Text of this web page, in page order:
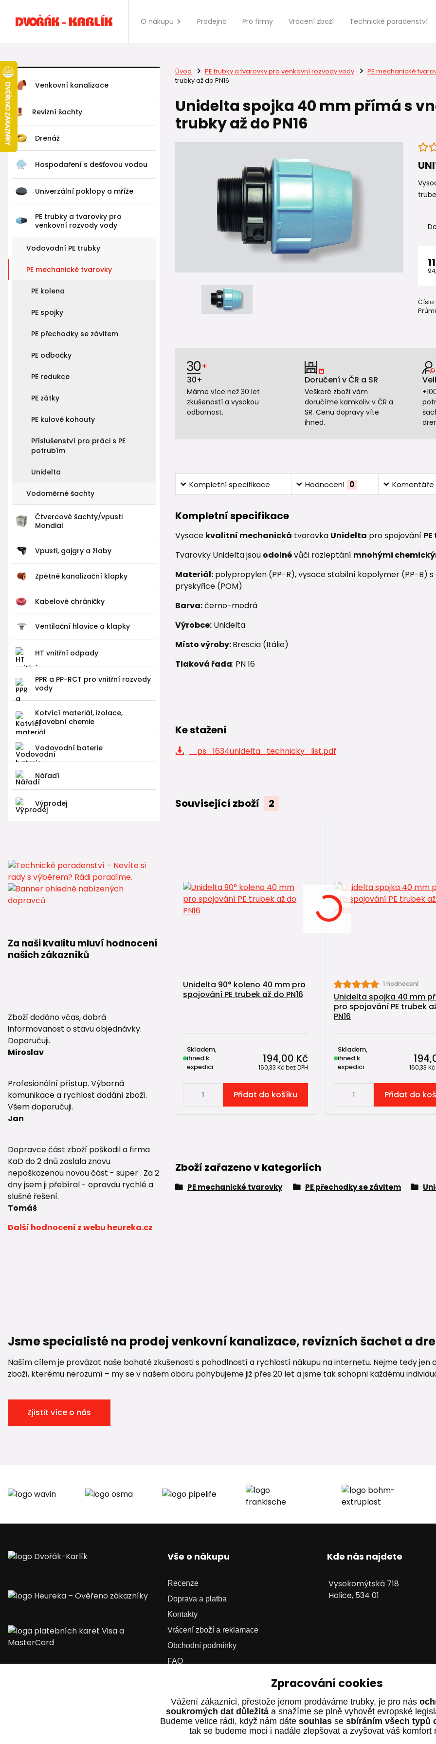
O nákupu Prodejna Pro firmy Vrácení zboží Technické poradenství
Venkovní kanalizace
Revizní šachty
Drenáž
Hospodaření s dešťovou vodou
Univerzální poklopy a mříže
PE trubky a tvarovky pro
venkovní rozvody vody
Vodovodní PE trubky
PE mechanické tvarovky
PE kolena
PE spojky
PE přechodky se závitem
PE odbočky
PE redukce
PE zátky
PE kulové kohouty
Příslušenství pro práci s PE
potrubím
Unidelta
Vodoměrné šachty
Čtvercové šachty/vpusti
Mondial
Vpusti, gajgry a žlaby
Zpětné kanalizační klapky
Kabelové chráničky
Ventilační hlavice a klapky
HT vnitřní odpady
PPR a PP-RCT pro vnitřní rozvody
vody
Kotvící materiál, izolace,
stavební chemie
Vodovodní baterie
Nářadí
Výprodej
Za naši kvalitu mluví hodnocení
našich zákazníků
Zboží dodáno včas, dobrá
informovanost o stavu objednávky.
Doporučuji.
Miroslav
Profesionální přístup. Výborná
komunikace a rychlost dodání zboží.
Všem doporučuji.
Jan
Dopravce část zboží poškodil a firma
KaD do 2 dnů zaslala znovu
nepoškozenou novou část - super . Za 2
dny jsem ji přebíral - opravdu rychlé a
slušné řešení.
Tomáš
Další hodnocení z webu heureka.cz
Úvod PE trubky a tvarovky pro venkovní rozvody vody PE mechanické
trubky až do PN16
Unidelta spojka 40 mm přímá s
trubky až do PN16
Číslo
30+
Máme více než 30 let
zkušeností a vysokou
odbornost.
Doručení v ČR a SR
Veškeré zboží vám
doručíme kamkoliv v ČR a
SR. Cenu dopravy víte
ihned.
Kompletní specifikace Hodnocení 0 Komentáře
Kompletní specifikace
Vysoce kvalitní mechanická tvarovka Unidelta pro spojování
Tvarovky Unidelta jsou odolnévůči rozleptání mnohými
Materiál:polypropylen (PP-R), vysoce stabilní kopolymer (PP-B)
pryskyřice (POM)
Barva:černo-modrá
Výrobce:Unidelta
Místo výroby:Brescia (Itálie)
Tlaková řada: PN 16
Ke stažení
_ps_1634unidelta_technicky_list.pdf
Související zboží 2
Unidelta 90° koleno 40 mm pro
spojování PE trubek až do PN16
194,00 Kč
160,33 Kčbez DPH
Skladem,
ihned k
expedici
Přidat do košíku
1 hodnocení
Unidelta spojka 40 mm
pro spojování PE trubek
PN16
160,33 Kč
Skladem,
ihned k
expedici
Přidat do
Zboží zařazeno v kategoriích
PE mechanické tvarovky PE přechodky se závitem
Jsme specialisté na prodej venkovní kanalizace, revizních šachet a
Naším cílem je provázat naše bohaté zkušenosti s pohodlností a rychlostí nákupu na internetu. Nejme tedy jen
zboží, kterému nerozumí – my se v našem oboru pohybujeme již přes 20 let a jsme tak schopni každému
Zjistit více o nás
Vše o nákupu
Recenze
Doprava a platba
Kontakty
Vrácení zboží a reklamace
Obchodní podmínky
FAQ
Kde nás najdete
Vysokomýtská 718
Holice, 534 01
Zpracování cookies
Vážení zákazníci, přestože jenom prodáváme trubky, je pro nás
soukromých dat důležitáa snažíme se plně vyhovět evropské
Budeme velice rádi, když nám dáte souhlasse sbíráním všech typů
tak se budeme moci i nadále zlepšovat a zvyšovat váš komfort